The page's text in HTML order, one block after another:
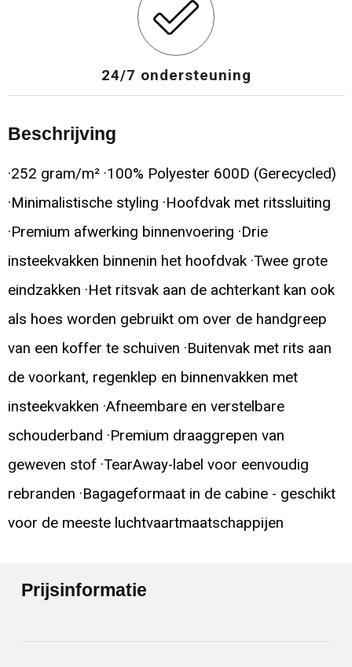
24/7 ondersteuning
Beschrijving
·252 gram/m² ·100% Polyester 600D (Gerecycled)
·Minimalistische styling ·Hoofdvak met ritssluiting
·Premium afwerking binnenvoering ·Drie
insteekvakken binnenin het hoofdvak ·Twee grote
eindzakken ·Het ritsvak aan de achterkant kan ook
als hoes worden gebruikt om over de handgreep
van een koffer te schuiven ·Buitenvak met rits aan
de voorkant, regenklep en binnenvakken met
insteekvakken ·Afneembare en verstelbare
schouderband ·Premium draaggrepen van
geweven stof ·TearAway-label voor eenvoudig
rebranden ·Bagageformaat in de cabine - geschikt
voor de meeste luchtvaartmaatschappijen
Prijsinformatie